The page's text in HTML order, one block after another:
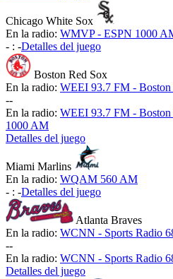
Chicago White Sox
En la radio: WMVP - ESPN 1000
- : -Detalles del juego
Boston Red Sox
En la radio: WEEI 93.7 FM - Boston
--
En la radio: WEEI 93.7 FM - Boston
1000 AM
Detalles del juego
Miami Marlins
En la radio: WQAM 560 AM
- : -Detalles del juego
Atlanta Braves
En la radio: WCNN - Sports Radio
--
En la radio: WCNN - Sports Radio
Detalles del juego